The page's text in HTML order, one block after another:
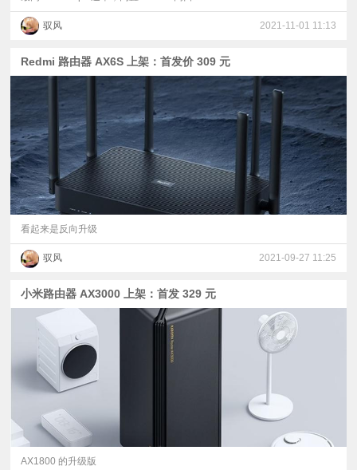
验
专
题
驭风 2021-11-01 11:13
Redmi 路由器 AX6S 上架：首发价 309 元
看起来是反向升级
驭风 2021-09-27 11:25
小米路由器 AX3000 上架：首发 329 元
AX1800 的升级版